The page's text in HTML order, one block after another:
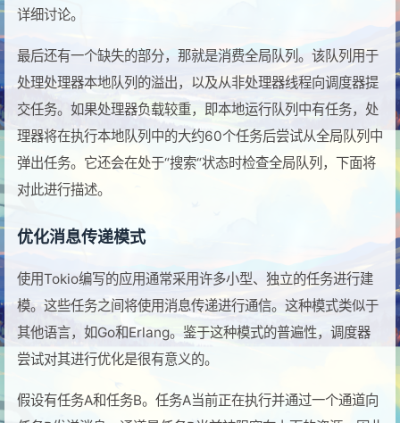
详细讨论。
最后还有一个缺失的部分，那就是消费全局队列。该队列用于
处理处理器本地队列的溢出，以及从非处理器线程向调度器提
交任务。如果处理器负载较重，即本地运行队列中有任务，处
理器将在执行本地队列中的大约60个任务后尝试从全局队列中
弹出任务。它还会在处于“搜索“状态时检查全局队列，下面将
对此进行描述。
优化消息传递模式
使用Tokio编写的应用通常采用许多小型、独立的任务进行建
模。这些任务之间将使用消息传递进行通信。这种模式类似于
其他语言，如Go和Erlang。鉴于这种模式的普遍性，调度器
尝试对其进行优化是很有意义的。
假设有任务A和任务B。任务A当前正在执行并通过一个通道向